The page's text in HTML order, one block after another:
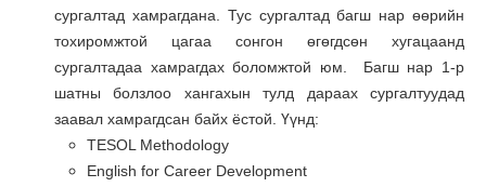
сургалтад хамрагдана. Тус сургалтад багш нар өөрийн
тохиромжтой цагаа сонгон өгөгдсөн хугацаанд
сургалтадаа хамрагдах боломжтой юм. Багш нар 1-р
шатны болзлоо хангахын тулд дараах сургалтуудад
заавал хамрагдсан байх ёстой. Үүнд:
TESOL Methodology
English for Career Development